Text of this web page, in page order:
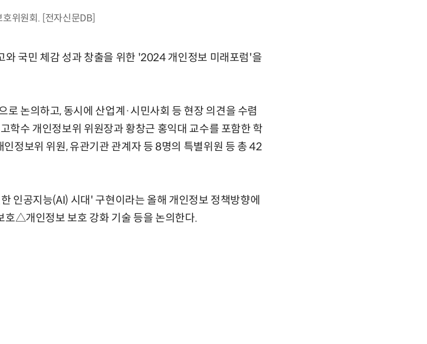
호위원회. [전자신문DB]
와 국민 체감 성과 창출을 위한 '2024 개인정보 미래포럼'을
논의하고, 동시에 산업계·시민사회 등 현장 의견을 수렴
학수 개인정보위 위원장과 황창근 홍익대 교수를 포함한 학
정보위 위원, 유관기관 관계자 등 8명의 특별위원 등 총 42
인공지능(AI) 시대' 구현이라는 올해 개인정보 정책방향에
△개인정보 보호 강화 기술 등을 논의한다.